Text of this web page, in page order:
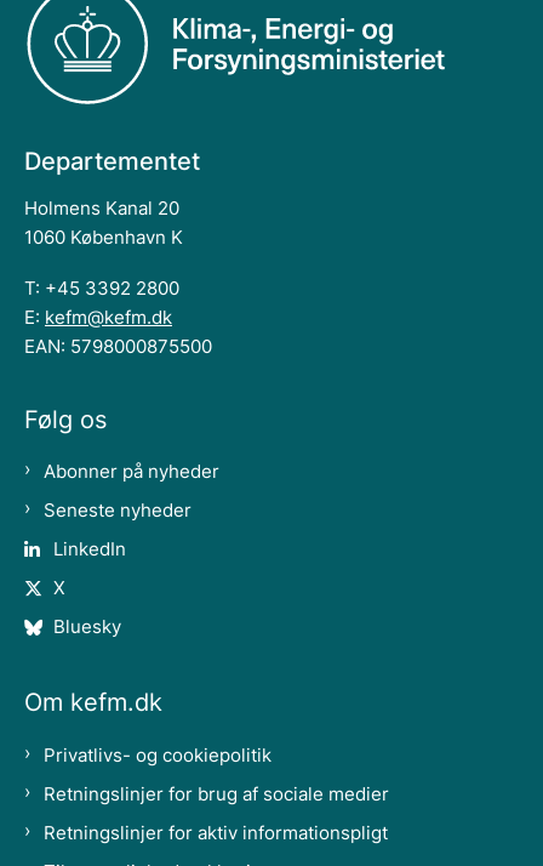
Departementet
Holmens Kanal 20
1060 København K
T: +45 3392 2800
E: kefm@kefm.dk
EAN: 5798000875500
Følg os
Abonner på nyheder
Seneste nyheder
LinkedIn
X
Bluesky
Om kefm.dk
Privatlivs- og cookiepolitik
Retningslinjer for brug af sociale medier
Retningslinjer for aktiv informationspligt